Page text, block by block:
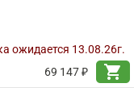
ожидается 13.08.26г.
69 147 ₽
shopping_cart